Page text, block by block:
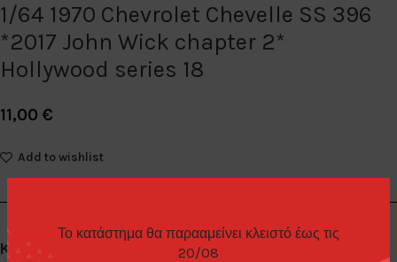
Το κατάστημα θα παρααμείνει κλειστό έως τις
20/08
1/64 1970 Chevrolet Chevelle SS 396
*2017 John Wick chapter 2*
Hollywood series 18
11,00 €
Add to wishlist
Κωδικός προϊόντος:
44780F